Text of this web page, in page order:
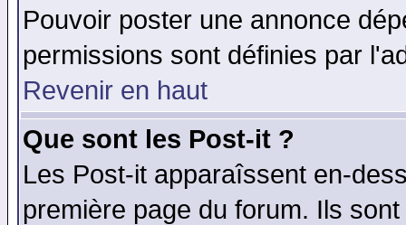
Pouvoir poster une annonce
permissions sont définies par
Revenir en haut
Que sont les Post-it ?
Les Post-it apparaîssent en-
première page du forum. Ils